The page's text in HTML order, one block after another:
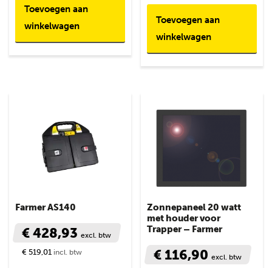
Toevoegen aan
winkelwagen
Toevoegen aan
winkelwagen
Farmer AS140
€ 428,93 excl. btw
€ 519,01 incl. btw
Zonnepaneel 20 watt
met houder voor
Trapper – Farmer
€ 116,90excl. btw